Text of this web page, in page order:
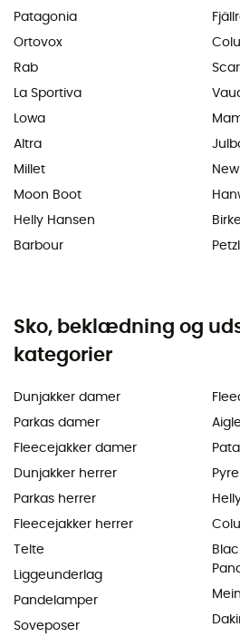
Patagonia
Ortovox
Rab
La Sportiva
Lowa
Altra
Millet
Moon Boot
Helly Hansen
Barbour
Petzl
Sko, beklædning og
kategorier
Dunjakker damer
Parkas damer
Fleecejakker damer
Dunjakker herrer
Parkas herrer
Fleecejakker herrer
Telte
Liggeunderlag
Pandelamper
Soveposer